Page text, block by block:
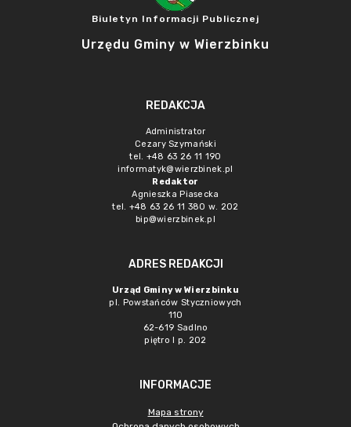
Biuletyn Informacji Publicznej
Urzędu Gminy w Wierzbinku
REDAKCJA
Administrator
Cezary Szymański
tel. +48 63 26 11 190
informatyk@wierzbinek.pl
Redaktor
Agnieszka Piasecka
tel. +48 63 26 11 380 w. 202
bip@wierzbinek.pl
ADRES REDAKCJI
Urząd Gminy w Wierzbinku
pl. Powstańców Styczniowych
110
62-619 Sadlno
piętro I p. 202
INFORMACJE
Mapa strony